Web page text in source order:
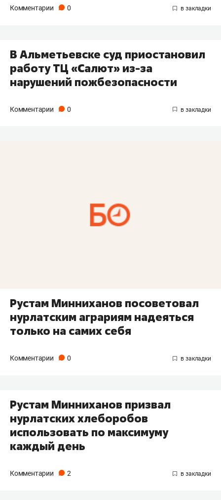
Комментарии 0
В Альметьевске суд приостановил
работу ТЦ «Салют» из-за
нарушений пожбезопасности
Комментарии 0
Рустам Минниханов посоветовал
нурлатским аграриям надеяться
только на самих себя
Комментарии 0
Рустам Минниханов призвал
нурлатских хлеборобов
использовать по максимуму
каждый день
Комментарии 2